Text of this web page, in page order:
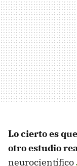
Lo cierto es
otro estudio
neurocientífico